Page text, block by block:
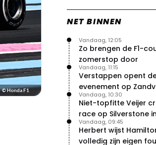
© Honda F1
NET BINNEN
Zo brengen de F1-
zomerstop door
Vandaag, 12:05
Verstappen opent
evenement op
Vandaag, 11:15
Niet-topfitte Veijer
race op Silverstone
weekend
Vandaag, 10:30
Herbert wijst
volledig zijn eigen
Vandaag, 09:45